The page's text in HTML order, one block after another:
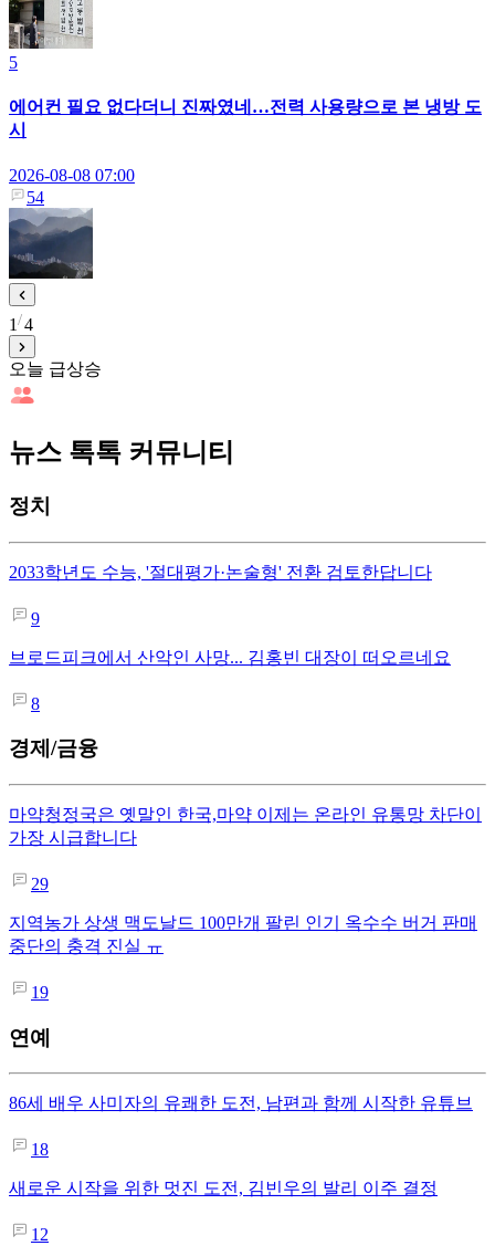
5
에어컨 필요 없다더니 진짜였네…전력 사용량으로 본 냉방 도
시
2026-08-08 07:00
54
1 4
오늘 급상승
뉴스 톡톡 커뮤니티
정치
2033학년도 수능, '절대평가·논술형' 전환 검토한답니다
9
브로드피크에서 산악인 사망... 김홍빈 대장이 떠오르네요
8
경제/금융
마약청정국은 옛말인 한국,마약 이제는 온라인 유통망 차단이
가장 시급합니다
29
지역농가 상생 맥도날드 100만개 팔린 인기 옥수수 버거 판매
중단의 충격 진실 ㅠ
19
연예
86세 배우 사미자의 유쾌한 도전, 남편과 함께 시작한 유튜브
18
새로운 시작을 위한 멋진 도전, 김빈우의 발리 이주 결정
12